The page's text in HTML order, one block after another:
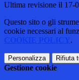
Ultima revisione il 17-
Questo sito o gli
cookie necessari al
COOKIE POLICY .
Personalizza Rifiuta
Gestione cookie